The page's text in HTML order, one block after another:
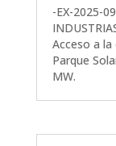
-EX-2025-
Acceso a
Parque
MW.